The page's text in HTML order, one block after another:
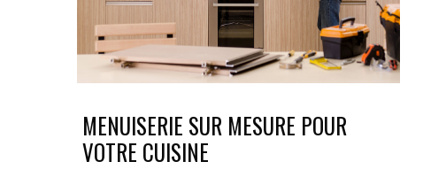
MENUISERIE SUR MESURE POUR
VOTRE CUISINE